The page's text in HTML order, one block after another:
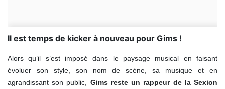
Il est temps de kicker à nouveau pour Gims !
Alors qu’il s’est imposé dans le paysage musical en faisant
évoluer son style, son nom de scène, sa musique et en
agrandissant son public, Gims reste un rappeur de la Sexion